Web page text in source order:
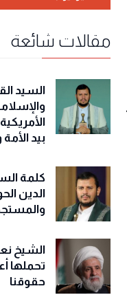
مقالات شائعة
السيد
بيد
كلمة
الدين
والمستجدات - 1\ذي
الشيخ
تحملها
حقوقنا